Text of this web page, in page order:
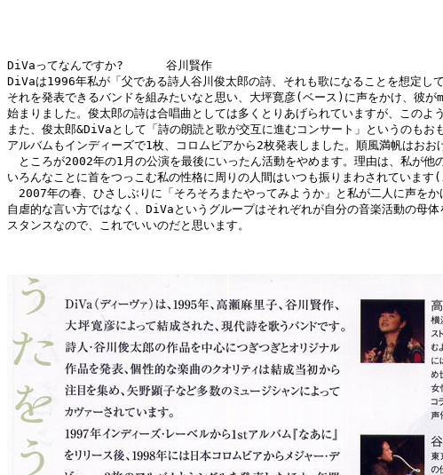
DiVaってなんですか?      谷川賢作
DiVaは1996年私が「父である詩人谷川俊太郎の詩、それも歌になることを想定し
それを発表できるバンドを組みたいなと思い、大坪寛彦(ベース)に声をかけ、彼
始まりました。俊太郎の詩は合唱曲としては多くとりあげられていますが、このよ
また、俊太郎&DiVaとして「詩の朗読と歌が交互に進むコンサート」というのもお
アルバムもインディーズで1枚、コロムビアから2枚発表しました。順風満帆はお
ところが2002年の1月の公演を最後にいったん活動をやめます。理由は、私が他
いろんなことに首をつっこむ私の性格に周りの人間はいつも振りまわされています
2007年の春、ひさしぶりに「そろそろまたやってみようか」と私が二人に声を
自虐的な言い方ではなく、DiVaというグループはそれぞれが自分の音楽活動の母
スタンスなので、これでいいのだと思います。